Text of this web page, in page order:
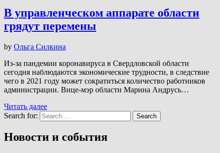
В управленческом аппарате области
грядут перемены
by Ольга Силкина
Из-за пандемии коронавируса в Свердловской области
сегодня наблюдаются экономические трудности, в следствие
чего в 2021 году может сократиться количество работников
администрации. Вице-мэр области Марина Андрусь…
Читать далее
Search for:
Search
Новости и события